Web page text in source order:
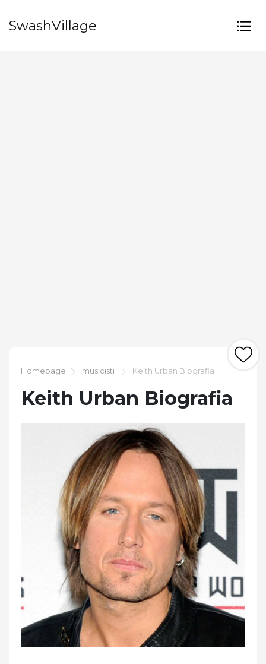
SwashVillage
Homepage musicisti Keith Urban Biografia
Keith Urban Biografia